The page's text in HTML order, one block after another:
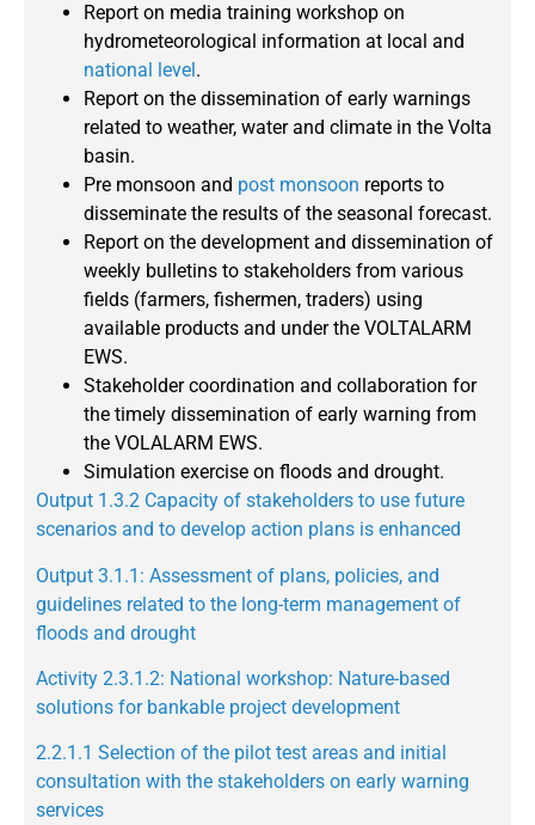
Report on media training workshop on
hydrometeorological information at local and
national level .
Report on the dissemination of early warnings
related to weather, water and climate in the Volta
basin.
Pre monsoon and post monsoon reports to
disseminate the results of the seasonal forecast.
Report on the development and dissemination of
weekly bulletins to stakeholders from various
fields (farmers, fishermen, traders) using
available products and under the VOLTALARM
EWS.
Stakeholder coordination and collaboration for
the timely dissemination of early warning from
the VOLALARM EWS.
Simulation exercise on floods and drought.
Output 1.3.2 Capacity of stakeholders to use future
scenarios and to develop action plans is enhanced
Output 3.1.1: Assessment of plans, policies, and
guidelines related to the long-term management of
floods and drought
Activity 2.3.1.2: National workshop: Nature-based
solutions for bankable project development
2.2.1.1 Selection of the pilot test areas and initial
consultation with the stakeholders on early warning
services